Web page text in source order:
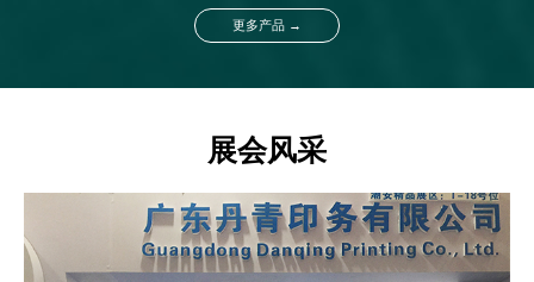
更多产品 →
展会风采